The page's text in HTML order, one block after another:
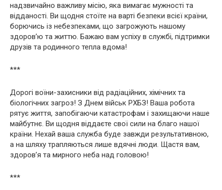
надзвичайно важливу місію, яка вимагає мужності та
відданості. Ви щодня стоїте на варті безпеки всієї країни,
борючись із небезпеками, що загрожують нашому
здоров’ю та життю. Бажаю вам успіху в службі, підтримки
друзів та родинного тепла вдома!
***
Дорогі воїни-захисники від радіаційних, хімічних та
біологічних загроз! З Днем військ РХБЗ! Ваша робота
рятує життя, запобігаючи катастрофам і захищаючи наше
майбутнє. Ви щодня віддаєте свої сили на благо нашої
країни. Нехай ваша служба буде завжди результативною,
а на шляху трапляються лише вдячні люди. Щастя вам,
здоров’я та мирного неба над головою!
***